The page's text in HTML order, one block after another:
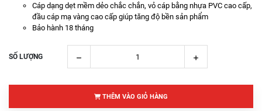
Cáp dạng dẹt mềm dẻo chắc chắn, vỏ cáp bằng nhựa PVC cao cấp,
đầu cáp mạ vàng cao cấp giúp tăng độ bền sản phẩm
Bảo hành 18 tháng
SỐ LƯỢNG
THÊM VÀO GIỎ HÀNG